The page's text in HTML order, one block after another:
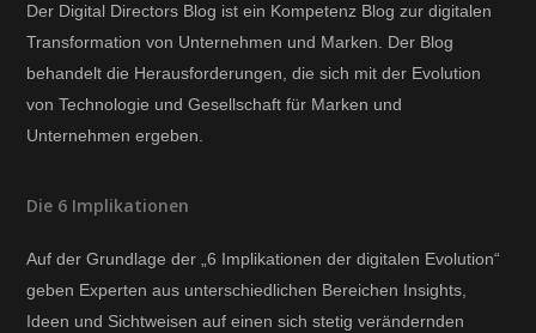
Der Digital Directors Blog ist ein Kompetenz Blog zur digitalen
Transformation von Unternehmen und Marken. Der Blog
behandelt die Herausforderungen, die sich mit der Evolution
von Technologie und Gesellschaft für Marken und
Unternehmen ergeben.
Die 6 Implikationen
Auf der Grundlage der „6 Implikationen der digitalen Evolution“
geben Experten aus unterschiedlichen Bereichen Insights,
Ideen und Sichtweisen auf einen sich stetig verändernden